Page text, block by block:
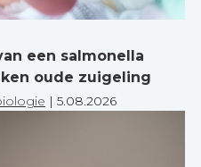
een salmonella
oude zuigeling
| 5.08.2026